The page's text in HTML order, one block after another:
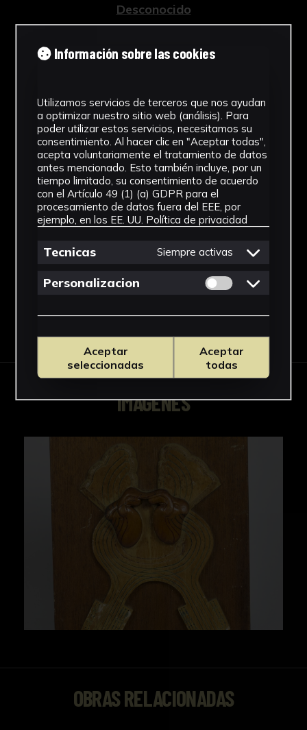
Desconocido
1961 - 1962
Estilo
Abstracción Geométrica
Técnica
Tallada
Ver más
IMÁGENES
OBRAS RELACIONADAS
Información sobre las cookies
Utilizamos servicios de terceros que nos ayudan
a optimizar nuestro sitio web (análisis). Para
poder utilizar estos servicios, necesitamos su
consentimiento. Al hacer clic en "Aceptar todas",
acepta voluntariamente el tratamiento de datos
antes mencionado. Esto también incluye, por un
tiempo limitado, su consentimiento de acuerdo
con el Artículo 49 (1) (a) GDPR para el
procesamiento de datos fuera del EEE, por
ejemplo, en los EE. UU. Política de privacidad
Tecnicas Siempre activas
Personalizacion Permitir cookies
Aceptar
seleccionadas
Aceptar
todas